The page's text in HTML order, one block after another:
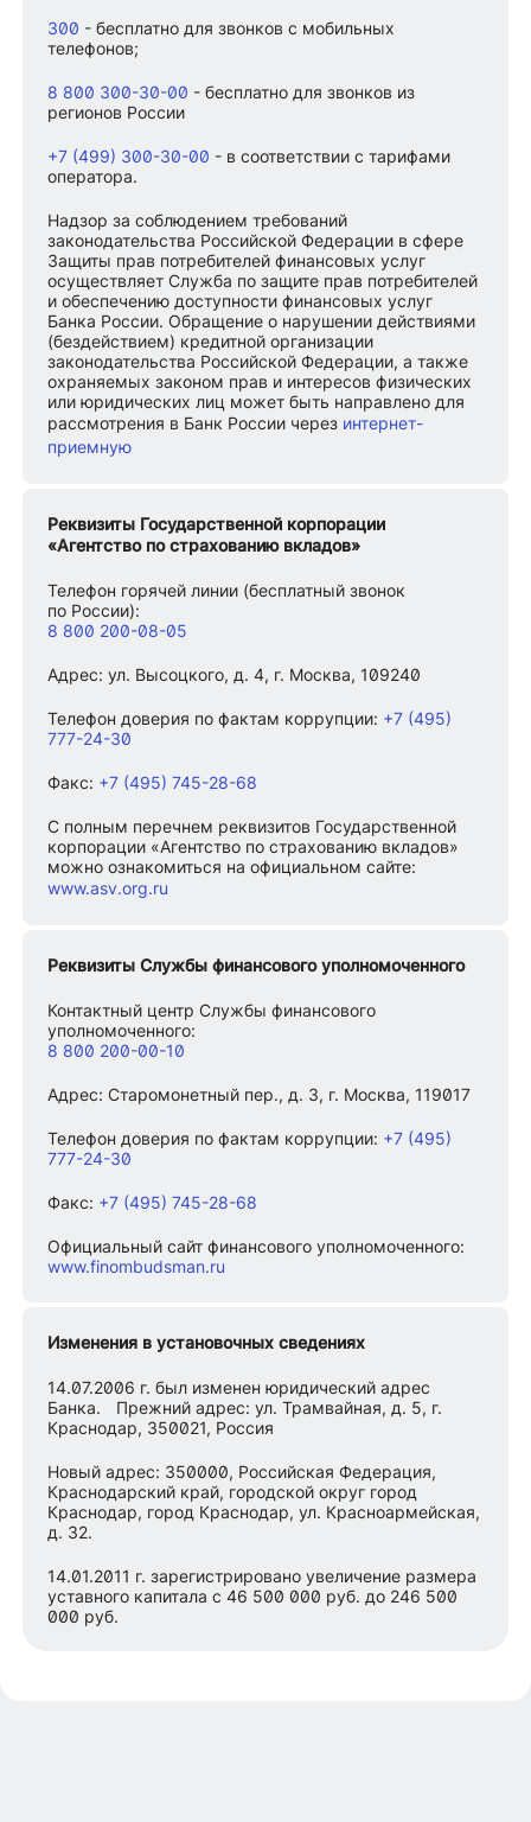
300 - бесплатно для звонков с мобильных
телефонов;
8 800 300-30-00 - бесплатно для звонков из
регионов России
+7 (499) 300-30-00 - в соответствии с тарифами
оператора.
Надзор за соблюдением требований
законодательства Российской Федерации в сфере
Защиты прав потребителей финансовых услуг
осуществляет Служба по защите прав потребителей
и обеспечению доступности финансовых услуг
Банка России. Обращение о нарушении действиями
(бездействием) кредитной организации
законодательства Российской Федерации, а также
охраняемых законом прав и интересов физических
или юридических лиц может быть направлено для
рассмотрения в Банк России через интернет-
приемную
Реквизиты Государственной корпорации
«Агентство по страхованию вкладов»
Телефон горячей линии (бесплатный звонок
по России):
8 800 200-08-05
Адрес: ул. Высоцкого, д. 4, г. Москва, 109240
Телефон доверия по фактам коррупции: +7 (495)
777-24-30
Факс: +7 (495) 745-28-68
С полным перечнем реквизитов Государственной
корпорации «Агентство по страхованию вкладов»
можно ознакомиться на официальном сайте:
www.asv.org.ru
Реквизиты Службы финансового уполномоченного
Контактный центр Службы финансового
уполномоченного:
8 800 200-00-10
Адрес: Старомонетный пер., д. 3, г. Москва, 119017
Телефон доверия по фактам коррупции: +7 (495)
777-24-30
Факс: +7 (495) 745-28-68
Официальный сайт финансового уполномоченного:
www.finombudsman.ru
Изменения в установочных сведениях
14.07.2006 г. был изменен юридический адрес
Банка. Прежний адрес: ул. Трамвайная, д. 5, г.
Краснодар, 350021, Россия
Новый адрес: 350000, Российская Федерация,
Краснодарский край, городской округ город
Краснодар, город Краснодар, ул. Красноармейская,
д. 32.
14.01.2011 г. зарегистрировано увеличение размера
уставного капитала с 46 500 000 руб. до 246 500
000 руб.